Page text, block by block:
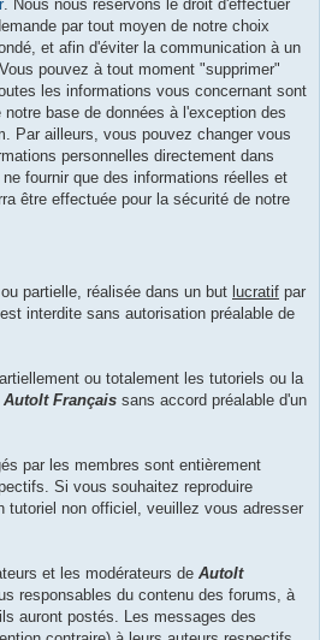
. Nous nous réservons le droit d'effectuer
par tout moyen de notre choix
et afin d'éviter la communication à un
pouvez à tout moment "supprimer"
les informations vous concernant sont
base de données à l'exception des
Par ailleurs, vous pouvez changer vous
personnelles directement dans
fournir que des informations réelles et
être effectuée pour la sécurité de notre
partielle, réalisée dans un but lucratif par
interdite sans autorisation préalable de
ou totalement les tutoriels ou la
AutoIt Français sans accord préalable d'un
par les membres sont entièrement
Si vous souhaitez reproduire
tutoriel non officiel, veuillez vous adresser
et les modérateurs de AutoIt
responsables du contenu des forums, à
auront postés. Les messages des